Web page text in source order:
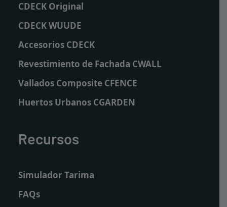
CDECK Original
CDECK WUUDE
Accesorios CDECK
Revestimiento de Fachada CWALL
Vallados Composite CFENCE
Huertos Urbanos CGARDEN
Recursos
Simulador Tarima
FAQs